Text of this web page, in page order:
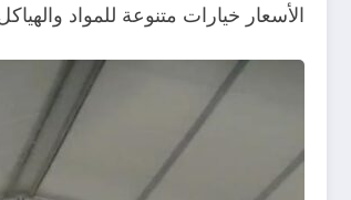
الأسعار خيارات متنوعة للمواد والهياكل لتناسب